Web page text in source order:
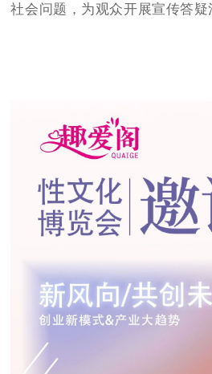
社会问题，为观众开展宣传答疑